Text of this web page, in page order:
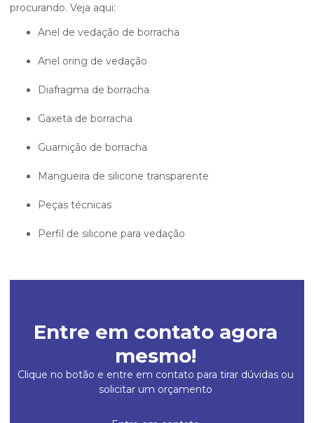
procurando. Veja aqui:
anel de vedação de borracha
anel oring de vedação
diafragma de borracha
gaxeta de borracha
guarnição de borracha
mangueira de silicone transparente
peças técnicas
perfil de silicone para vedação
Entre em contato agora
mesmo!
Clique no botão e entre em contato para tirar dúvidas ou
solicitar um orçamento